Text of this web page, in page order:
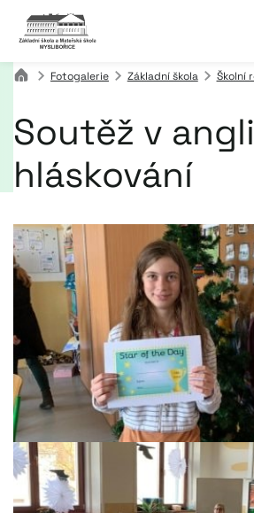
Fotogalerie Základní škola Školní
Soutěž v
hláskování